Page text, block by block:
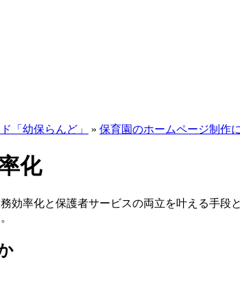
「幼保らんど」
» 保育園のホームページ制作
化
効率化と保護者サービスの両立を叶える手